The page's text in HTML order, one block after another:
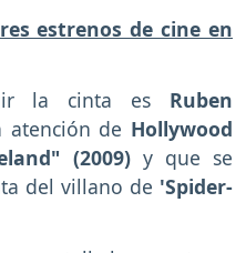
estrenos de cine en
la cinta es Ruben
de Hollywood
(2009) y que se
del villano de 'Spider-